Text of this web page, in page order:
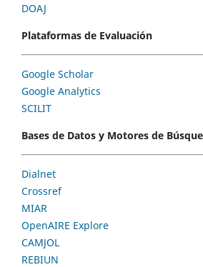
DOAJ
Plataformas de Evaluación
Google Scholar
Google Analytics
SCILIT
Bases de Datos y Motores de
Dialnet
Crossref
MIAR
OpenAIRE Explore
CAMJOL
REBIUN